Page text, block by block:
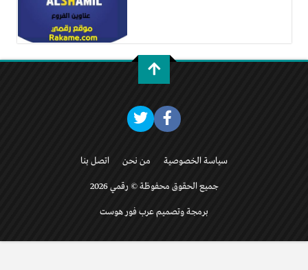
سياسة الخصوصية من نحن اتصل بنا
جميع الحقوق محفوظة © رقمي 2026
برمجة وتصميم عرب فور هوست